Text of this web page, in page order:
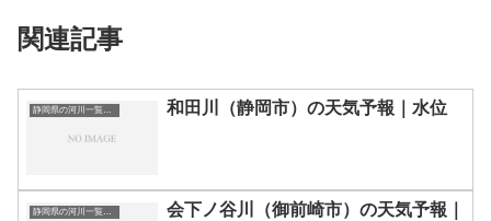
関連記事
静岡県の河川一覧まとめ静岡県の河川を市町村別に一覧化しました。伊東市伊豆の国市伊豆市下田市賀茂郡河津町賀茂郡松崎町賀茂郡西伊豆町賀茂郡東伊豆町賀茂郡南伊豆町掛川市菊川市湖西市御前崎市御殿場市三島市周智郡森町駿東郡小山町駿東郡清水町駿東郡長泉町沼津市焼津市榛原郡吉田町榛原郡川根本町裾野市静岡市袋井市田方郡函南町島田市藤枝市熱海市磐田市浜松市富士宮市富士市牧之原市-静岡県の河川一覧 和田川（静岡市）の天気予報｜水位
静岡県の河川一覧まとめ静岡県の河川を市町村別に一覧化しました。伊東市伊豆の国市伊豆市下田市賀茂郡河津町賀茂郡松崎町賀茂郡西伊豆町賀茂郡東伊豆町賀茂郡南伊豆町掛川市菊川市湖西市御前崎市御殿場市三島市周智郡森町駿東郡小山町駿東郡清水町駿東郡長泉町沼津市焼津市榛原郡吉田町榛原郡川根本町裾野市静岡市袋井市田方郡函南町島田市藤枝市熱海市磐田市浜松市富士宮市富士市牧之原市-静岡県の河川一覧
会下ノ谷川（御前崎市）の天気予報｜